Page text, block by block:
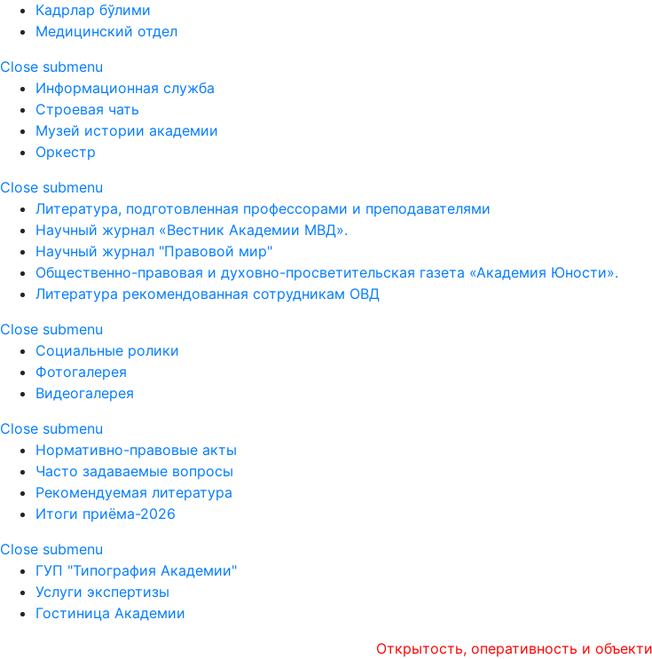
Кадрлар бўлими
Медицинский отдел
Close submenu
Информационная служба
Строевая чать
Музей истории академии
Оркестр
Close submenu
Литература, подготовленная профессорами и преподавателями
Научный журнал «Вестник Академии МВД».
Научный журнал "Правовой мир"
Общественно-правовая и духовно-просветительская газета «Академия Юности».
Литература рекомендованная сотрудникам ОВД
Close submenu
Социальные ролики
Фотогалерея
Видеогалерея
Close submenu
Нормативно-правовые акты
Часто задаваемые вопросы
Рекомендуемая литература
Итоги приёма-2026
Close submenu
ГУП "Типография Академии"
Услуги экспертизы
Гостиница Академии
Открытость, оперативность и объективность